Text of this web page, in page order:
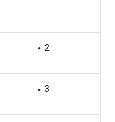
2
3